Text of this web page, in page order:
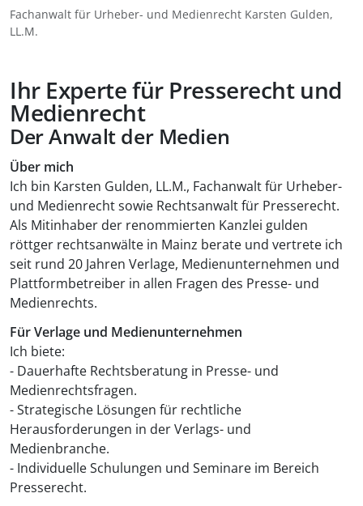
Fachanwalt für Urheber- und Medienrecht Karsten Gulden,
LL.M.
Ihr Experte für Presserecht und
Medienrecht
Der Anwalt der Medien
Über mich
Ich bin Karsten Gulden, LL.M., Fachanwalt für Urheber-
und Medienrecht sowie Rechtsanwalt für Presserecht.
Als Mitinhaber der renommierten Kanzlei gulden
röttger rechtsanwälte in Mainz berate und vertrete ich
seit rund 20 Jahren Verlage, Medienunternehmen und
Plattformbetreiber in allen Fragen des Presse- und
Medienrechts.
Für Verlage und Medienunternehmen
Ich biete:
- Dauerhafte Rechtsberatung in Presse- und
Medienrechtsfragen.
- Strategische Lösungen für rechtliche
Herausforderungen in der Verlags- und
Medienbranche.
- Individuelle Schulungen und Seminare im Bereich
Presserecht.